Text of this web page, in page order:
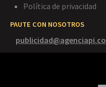
Política de privacidad
PAUTE CON NOSOTROS
publicidad@agenciapi.co